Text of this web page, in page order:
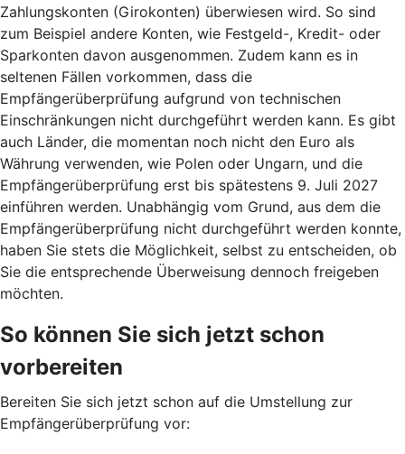
Zahlungskonten (Girokonten) überwiesen wird. So sind
zum Beispiel andere Konten, wie Festgeld-, Kredit- oder
Sparkonten davon ausgenommen. Zudem kann es in
seltenen Fällen vorkommen, dass die
Empfängerüberprüfung aufgrund von technischen
Einschränkungen nicht durchgeführt werden kann. Es gibt
auch Länder, die momentan noch nicht den Euro als
Währung verwenden, wie Polen oder Ungarn, und die
Empfängerüberprüfung erst bis spätestens 9. Juli 2027
einführen werden. Unabhängig vom Grund, aus dem die
Empfängerüberprüfung nicht durchgeführt werden konnte,
haben Sie stets die Möglichkeit, selbst zu entscheiden, ob
Sie die entsprechende Überweisung dennoch freigeben
möchten.
So können Sie sich jetzt schon
vorbereiten
Bereiten Sie sich jetzt schon auf die Umstellung zur
Empfängerüberprüfung vor: